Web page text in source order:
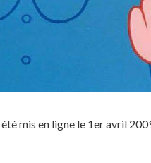
été mis en ligne le 1er avril